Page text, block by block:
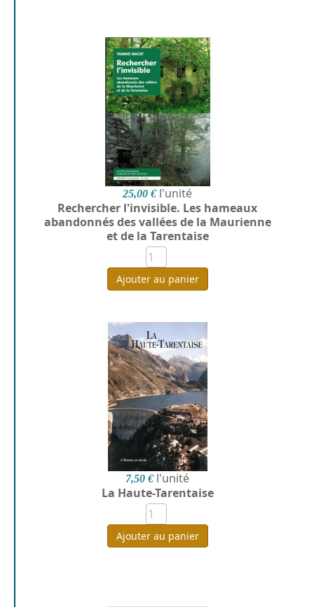
25,00 € l'unité
Rechercher l'invisible. Les hameaux
abandonnés des vallées de la Maurienne
et de la Tarentaise
Ajouter au panier
7,50 € l'unité
La Haute-Tarentaise
Ajouter au panier